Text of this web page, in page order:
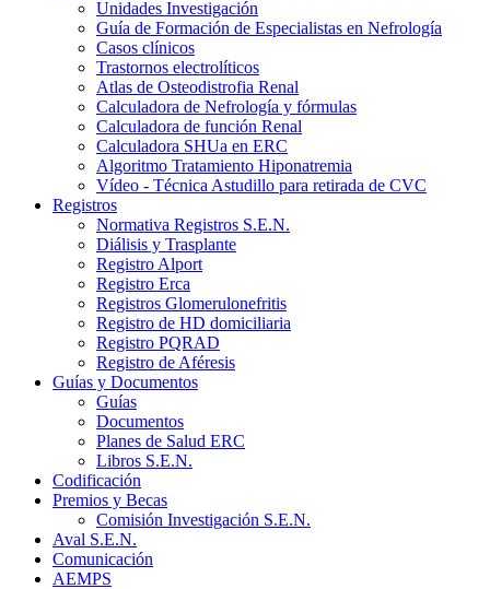
Unidades Investigación
Guía de Formación de Especialistas en Nefrología
Casos clínicos
Trastornos electrolíticos
Atlas de Osteodistrofia Renal
Calculadora de Nefrología y fórmulas
Calculadora de función Renal
Calculadora SHUa en ERC
Algoritmo Tratamiento Hiponatremia
Vídeo - Técnica Astudillo para retirada de CVC
Registros
Normativa Registros S.E.N.
Diálisis y Trasplante
Registro Alport
Registro Erca
Registros Glomerulonefritis
Registro de HD domiciliaria
Registro PQRAD
Registro de Aféresis
Guías y Documentos
Guías
Documentos
Planes de Salud ERC
Libros S.E.N.
Codificación
Premios y Becas
Comisión Investigación S.E.N.
Aval S.E.N.
Comunicación
AEMPS